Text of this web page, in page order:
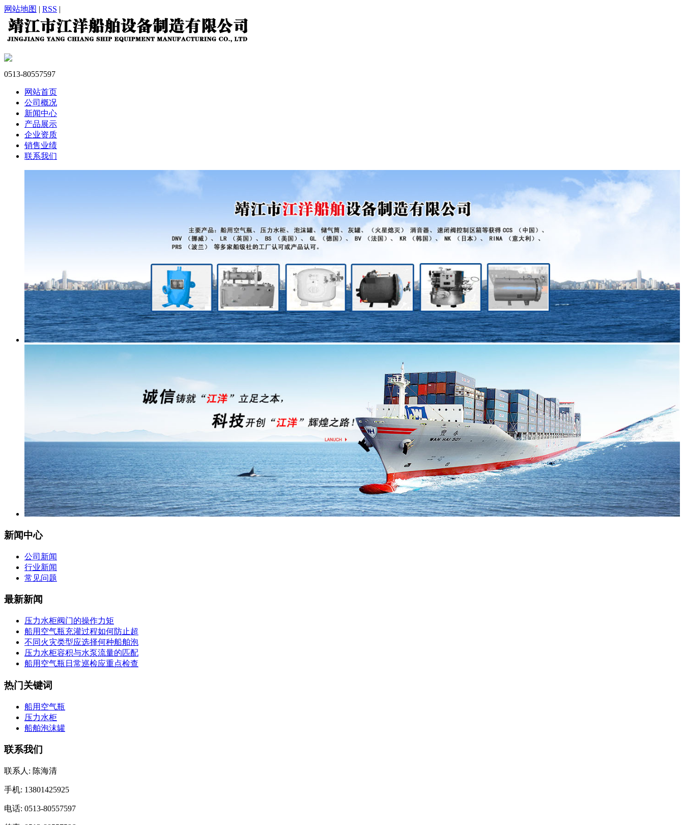
网站地图 | RSS |
0513-80557597
网站首页
公司概况
新闻中心
产品展示
企业资质
销售业绩
联系我们
新闻中心
公司新闻
行业新闻
常见问题
最新新闻
压力水柜阀门的操作力矩
船用空气瓶充灌过程如何防止超
不同火灾类型应选择何种船舶泡
压力水柜容积与水泵流量的匹配
船用空气瓶日常巡检应重点检查
热门关键词
船用空气瓶
压力水柜
船舶泡沫罐
联系我们
联系人: 陈海清
手机: 13801425925
电话: 0513-80557597